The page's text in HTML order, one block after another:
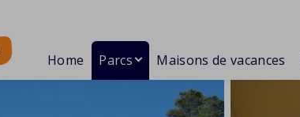
Home Parcs Maisons de vacances